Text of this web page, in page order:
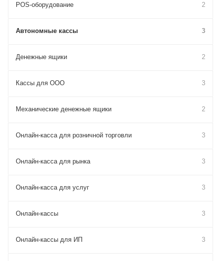
POS-оборудование 2
Автономные кассы 3
Денежные ящики 2
Кассы для ООО 3
Механические денежные ящики 2
Онлайн-касса для розничной торговли 3
Онлайн-касса для рынка 3
Онлайн-касса для услуг 3
Онлайн-кассы 3
Онлайн-кассы для ИП 3